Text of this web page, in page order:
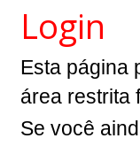
Login
Esta página
área restrita
Se você